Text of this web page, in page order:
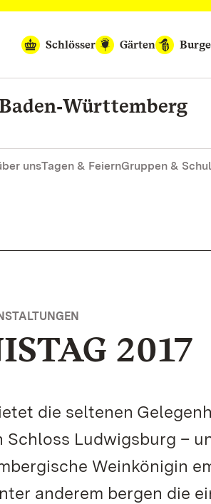
Schlösser
Gärten
unsTagen & FeiernGruppen &
2017
die seltenen
Ludwigsburg –
Weinkönigin
anderem bergen die